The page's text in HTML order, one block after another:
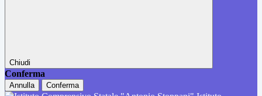
Chiudi
Conferma
Annulla Conferma